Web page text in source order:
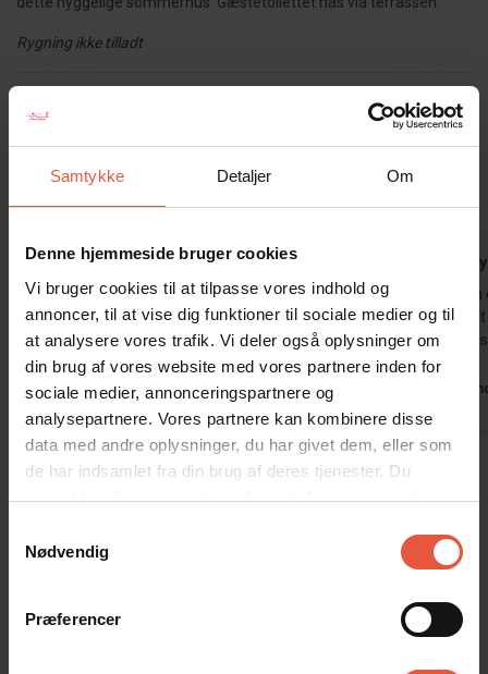
Samtykke Detaljer Om
Denne hjemmeside bruger cookies
Vi bruger cookies til at tilpasse vores indhold og
annoncer, til at vise dig funktioner til sociale medier og til
at analysere vores trafik. Vi deler også oplysninger om
din brug af vores website med vores partnere inden for
sociale medier, annonceringspartnere og
analysepartnere. Vores partnere kan kombinere disse
data med andre oplysninger, du har givet dem, eller som
de har indsamlet fra din brug af deres tjenester. Du
samtykker til vores cookies, hvis du fortsætter med at
Nødvendig
Præferencer
Rygning ikke tilladt
4,5 • 21 Bedømmelser
Gæst fra Tyskland
maj 2026
Fantastisk hus med fremragende faciliteter,
meget ryddelig, rummelig terrasse og mere
end 3 tyske tv-kanaler.
Tyskland
kommentar
Gæst fra
Vi havde
virkelig
Pris/
Lejeinformation